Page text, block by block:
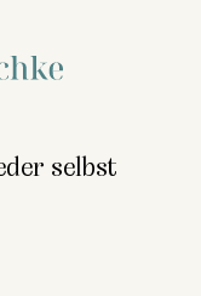
selbst